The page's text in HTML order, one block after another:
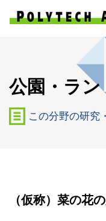
公園・ラ
この分野の研究
（仮称）菜の花